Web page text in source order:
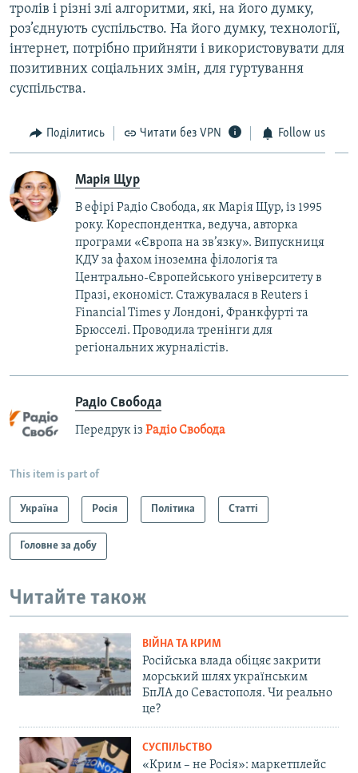
тролів і різні злі алгоритми, які, на його думку,
роз’єднують суспільство. На його думку, технології,
інтернет, потрібно прийняти і використовувати для
позитивних соціальних змін, для гуртування
суспільства.
Поділитись Читати без VPN Follow us
Марія Щур
В ефірі Радіо Свобода, як Марія Щур, із 1995
року. Кореспондентка, ведуча, авторка
програми «Європа на зв’язку». Випускниця
КДУ за фахом іноземна філологія та
Центрально-Європейського університету в
Празі, економіст. Стажувалася в Reuters і
Financial Times у Лондоні, Франкфурті та
Брюсселі. Проводила тренінги для
регіональних журналістів.
Радіо Свобода
Передрук із Радіо Свобода
This item is part of
Україна Росія Політика Статті
Головне за добу
Читайте також
ВІЙНА ТА КРИМ
Російська влада обіцяє закрити
морський шлях українським
БпЛА до Севастополя. Чи реально
це?
СУСПІЛЬСТВО
«Крим – не Росія»: маркетплейс